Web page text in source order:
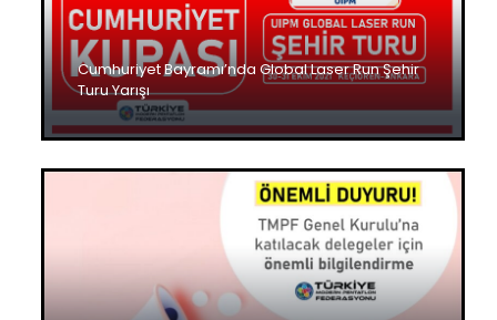
Cumhuriyet Bayramı’nda Global Laser Run Şehir
Turu Yarışı